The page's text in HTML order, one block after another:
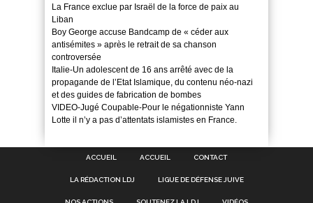
La France exclue par Israël de la force de paix au
Liban
Boy George accuse Bandcamp de « céder aux
antisémites » après le retrait de sa chanson
controversée
Italie-Un adolescent de 16 ans arrêté avec de la
propagande de l’Etat Islamique, du contenu néo-nazi
et des guides de fabrication de bombes
VIDEO-Jugé Coupable-Pour le négationniste Yann
Lotte il n’y a pas d’attentats islamistes en France.
ACCUEIL ACCUEIL CONTACT
LA RÉDACTION LDJ LIGUE DE DÉFENSE JUIVE